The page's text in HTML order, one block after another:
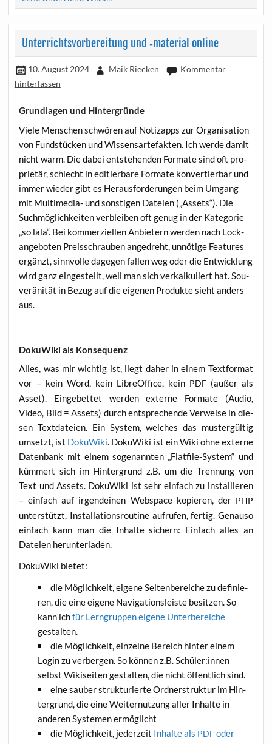
Unterrichtsvorbereitung und ‑material online
10. August 2024 Maik Riecken
Kommentar
hinterlassen
Grundlagen und Hintergründe
Vie­le Men­schen schwö­ren auf Notiz­apps zur Orga­ni­sa­ti­on
von Fund­stü­cken und Wis­sens­ar­te­fak­ten. Ich wer­de damit
nicht warm. Die dabei ent­ste­hen­den For­ma­te sind oft pro­
prie­tär, schlecht in edi­tier­ba­re For­ma­te kon­ver­tier­bar und
immer wie­der gibt es Her­aus­for­de­run­gen beim Umgang
mit Mul­ti­me­dia- und sons­ti­gen Datei­en („Assets“). Die
Such­mög­lich­kei­ten ver­blei­ben oft genug in der Kate­go­rie
„so lala“. Bei kom­mer­zi­el­len Anbie­tern wer­den nach Lock­
an­ge­bo­ten Preis­schrau­ben ange­dreht, unnö­ti­ge Fea­tures
ergänzt, sinn­vol­le dage­gen fal­len weg oder die Ent­wick­lung
wird ganz ein­ge­stellt, weil man sich ver­kal­ku­liert hat. Sou­
ve­rä­ni­tät in Bezug auf die eige­nen Pro­duk­te sieht anders
aus.
DokuWiki als Konsequenz
Alles, was mir wich­tig ist, liegt daher in einem Text­for­mat
vor – kein Word, kein Libre­Of­fice, kein PDF(außer als
Asset). Ein­ge­bet­tet wer­den exter­ne For­ma­te (Audio,
Video, Bild = Assets) durch ent­spre­chen­de Ver­wei­se in die­
sen Text­da­tei­en. Ein Sys­tem, wel­ches das mus­ter­gül­tig
umsetzt, ist Doku­Wi­ki. Doku­Wi­ki ist ein Wiki ohne exter­ne
Daten­bank mit einem soge­nann­ten „Flat­fi­le-Sys­tem“ und
küm­mert sich im Hin­ter­grund z.B. um die Tren­nung von
Text und Assets. Doku­Wi­ki ist sehr ein­fach zu instal­lie­ren
– ein­fach auf irgend­ei­nen Web­space kopie­ren, der PHP
unter­stützt, Instal­la­ti­ons­rou­ti­ne auf­ru­fen, fer­tig. Genau­so
ein­fach kann man die Inhal­te sichern: Ein­fach alles an
Datei­en herunterladen.
Doku­Wi­ki bietet:
die Mög­lich­keit, eige­ne Sei­ten­be­rei­che zu defi­nie­
ren, die eine eige­ne Navi­ga­ti­ons­leis­te besit­zen. So
kann ichfür Lern­grup­pen eige­ne Unter­be­rei­che
gestalten.
die Mög­lich­keit, ein­zel­ne Bereich hin­ter einem
Log­in zu ver­ber­gen. So kön­nen z.B. Schüler:innen
selbst Wiki­sei­ten gestal­ten, die nicht öffent­lich sind.
eine sau­ber struk­tu­rier­te Ord­ner­struk­tur im Hin­
ter­grund, die eine Wei­ter­nut­zung aller Inhal­te in
ande­ren Sys­te­men ermöglicht
die Mög­lich­keit, jeder­zeit Inhal­te als PDFoder